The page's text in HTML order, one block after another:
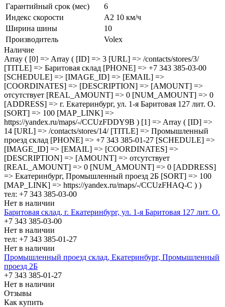
Гарантийный срок (мес)
6
Индекс скорости
A2 10 км/ч
Ширина шины
10
Производитель
Volex
Наличие
Array ( [0] => Array ( [ID] => 3 [URL] => /contacts/stores/3/
[TITLE] => Баритовая склад [PHONE] => +7 343 385-03-00
[SCHEDULE] => [IMAGE_ID] => [EMAIL] =>
[COORDINATES] => [DESCRIPTION] => [AMOUNT] =>
отсутствует [REAL_AMOUNT] => 0 [NUM_AMOUNT] => 0
[ADDRESS] => г. Екатеринбург, ул. 1-я Баритовая 127 лит. О.
[SORT] => 100 [MAP_LINK] =>
https://yandex.ru/maps/-/CCUzFDDY9B ) [1] => Array ( [ID] =>
14 [URL] => /contacts/stores/14/ [TITLE] => Промышленный
проезд cклад [PHONE] => +7 343 385-01-27 [SCHEDULE] =>
[IMAGE_ID] => [EMAIL] => [COORDINATES] =>
[DESCRIPTION] => [AMOUNT] => отсутствует
[REAL_AMOUNT] => 0 [NUM_AMOUNT] => 0 [ADDRESS]
=> Екатеринбург, Промышленный проезд 2Б [SORT] => 100
[MAP_LINK] => https://yandex.ru/maps/-/CCUzFHAQ-C ) )
тел: +7 343 385-03-00
Нет в наличии
Баритовая склад, г. Екатеринбург, ул. 1-я Баритовая 127 лит. О.
+7 343 385-03-00
Нет в наличии
тел: +7 343 385-01-27
Нет в наличии
Промышленный проезд cклад, Екатеринбург, Промышленный
проезд 2Б
+7 343 385-01-27
Нет в наличии
Отзывы
Как купить